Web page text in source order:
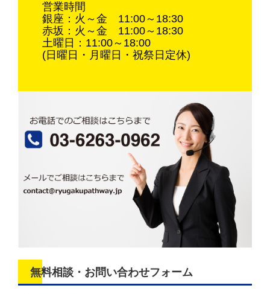
営業時間
銀座：火～金 11:00～18:30
赤坂：火～金 11:00～18:30
土曜日：11:00～18:00
(日曜日・月曜日・祝祭日定休)
無料相談・お問い合わせフォーム